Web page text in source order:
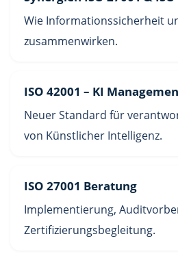
Wie Informationssicherheit
zusammenwirken.
ISO 42001 – KI
Neuer Standard für
von Künstlicher Intelligenz.
ISO 27001 Beratung
Implementierung,
Zertifizierungsbegleitung.